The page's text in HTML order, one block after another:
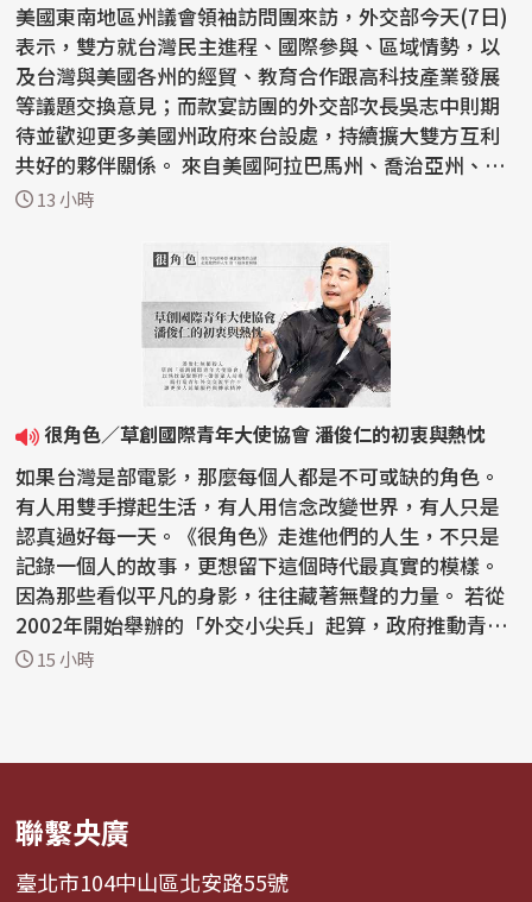
美國東南地區州議會領袖訪問團來訪，外交部今天(7日)
表示，雙方就台灣民主進程、國際參與、區域情勢，以
及台灣與美國各州的經貿、教育合作跟高科技產業發展
等議題交換意見；而款宴訪團的外交部次長吳志中則期
待並歡迎更多美國州政府來台設處，持續擴大雙方互利
共好的夥伴關係。 來自美國阿拉巴馬州、喬治亞州、肯
塔基...
13 小時
很角色／草創國際青年大使協會 潘俊仁的初衷與熱忱
如果台灣是部電影，那麼每個人都是不可或缺的角色。
有人用雙手撐起生活，有人用信念改變世界，有人只是
認真過好每一天。《很角色》走進他們的人生，不只是
記錄一個人的故事，更想留下這個時代最真實的模樣。
因為那些看似平凡的身影，往往藏著無聲的力量。 若從
2002年開始舉辦的「外交小尖兵」起算，政府推動青年
外交...
15 小時
聯繫央廣
臺北市104中山區北安路55號